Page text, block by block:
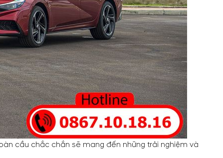
cầu chắc chắn sẽ mang đến những trải nghiệm và